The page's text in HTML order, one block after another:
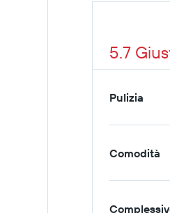
5.7
Pulizia
Comodità